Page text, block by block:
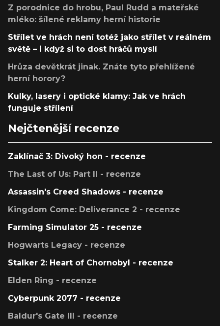
Z porodnice do hrobu, Paul Rudd a mateřské
mléko: šílené reklamy herní historie
Střílet ve hrách není totéž jako střílet v reálném
světě – i když si to dost hráčů myslí
Hrůza devětkrát jinak. Znáte tyto přehlížené
herní horory?
Kulky, lasery i optické klamy: Jak ve hrách
funguje střílení
Nejčtenější recenze
Zaklínač 3: Divoký hon - recenze
The Last of Us: Part II - recenze
Assassin's Creed Shadows - recenze
Kingdom Come: Deliverance 2 - recenze
Farming Simulator 25 - recenze
Hogwarts Legacy - recenze
Stalker 2: Heart of Chornobyl - recenze
Elden Ring - recenze
Cyberpunk 2077 - recenze
Baldur's Gate III - recenze